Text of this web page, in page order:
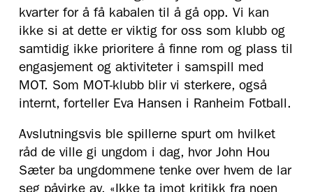
kvarter for å få kabalen til å gå opp. Vi kan
ikke si at dette er viktig for oss som klubb og
samtidig ikke prioritere å finne rom og plass til
engasjement og aktiviteter i samspill med
MOT. Som MOT-klubb blir vi sterkere, også
internt, forteller Eva Hansen i Ranheim Fotball.
Avslutningsvis ble spillerne spurt om hvilket
råd de ville gi ungdom i dag, hvor John Hou
Sæter ba ungdommene tenke over hvem de lar